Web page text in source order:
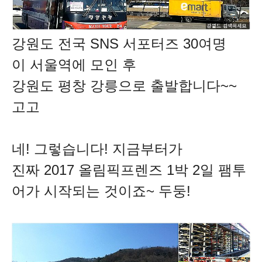
강원도 전국 SNS 서포터즈 30여명
이 서울역에 모인 후
강원도 평창 강릉으로 출발합니다~~
고고
네! 그렇습니다! 지금부터가
진짜 2017 올림픽프렌즈 1박 2일 팸투
어가 시작되는 것이죠~ 두둥!